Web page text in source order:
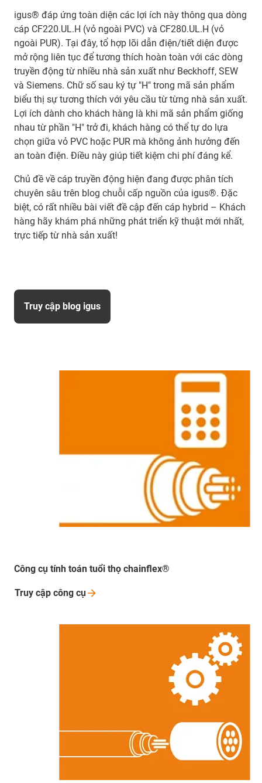
igus® đáp ứng toàn diện các lợi ích này thông qua dòng
cáp CF220.UL.H (vỏ ngoài PVC) và CF280.UL.H (vỏ
ngoài PUR). Tại đây, tổ hợp lõi dẫn điện/tiết diện được
mở rộng liên tục để tương thích hoàn toàn với các dòng
truyền động từ nhiều nhà sản xuất như Beckhoff, SEW
và Siemens. Chữ số sau ký tự "H" trong mã sản phẩm
biểu thị sự tương thích với yêu cầu từ từng nhà sản xuất.
Lợi ích dành cho khách hàng là khi mã sản phẩm giống
nhau từ phần "H" trở đi, khách hàng có thể tự do lựa
chọn giữa vỏ PVC hoặc PUR mà không ảnh hưởng đến
an toàn điện. Điều này giúp tiết kiệm chi phí đáng kể.
Chủ đề về cáp truyền động hiện đang được phân tích
chuyên sâu trên blog chuỗi cấp nguồn của igus®. Đặc
biệt, có rất nhiều bài viết đề cập đến cáp hybrid – Khách
hàng hãy khám phá những phát triển kỹ thuật mới nhất,
trực tiếp từ nhà sản xuất!
Truy cập blog igus
Công cụ tính toán tuổi thọ chainflex®
Truy cập công cụ